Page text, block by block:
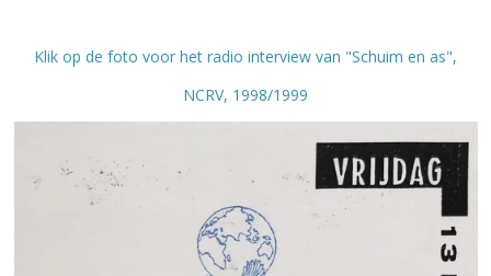
Klik op de foto voor het radio interview van "Schuim en as",
NCRV, 1998/1999